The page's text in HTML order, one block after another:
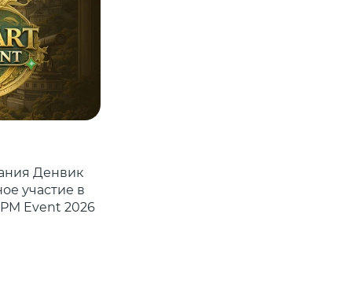
Денвик
участие в
Event 2026